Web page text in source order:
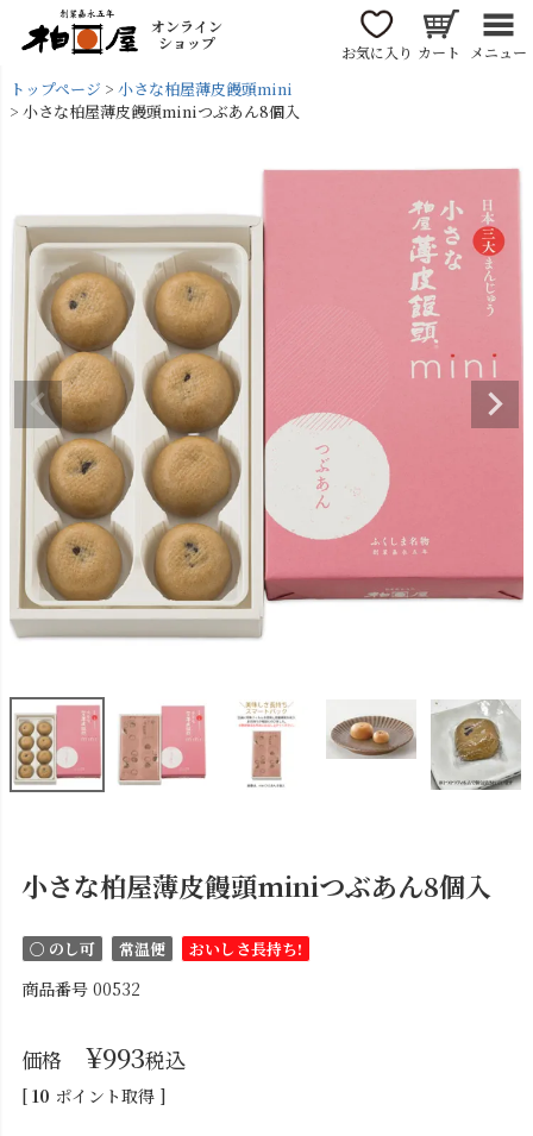
オンライン
ショップ
お気に入り カート メニュー
トップページ
小さな柏屋薄皮饅頭mini
小さな柏屋薄皮饅頭miniつぶあん8個入
小さな柏屋薄皮饅頭miniつぶあん8個入
〇 のし可 常温便 おいしさ長持ち!
商品番号 00532
価格 ¥993税込
[ 10 ポイント取得 ]